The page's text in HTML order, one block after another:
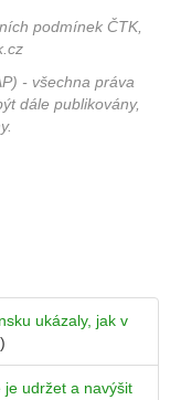
podmínek ČTK,
- všechna práva
dále publikovány,
ukázaly, jak v
udržet a navýšit